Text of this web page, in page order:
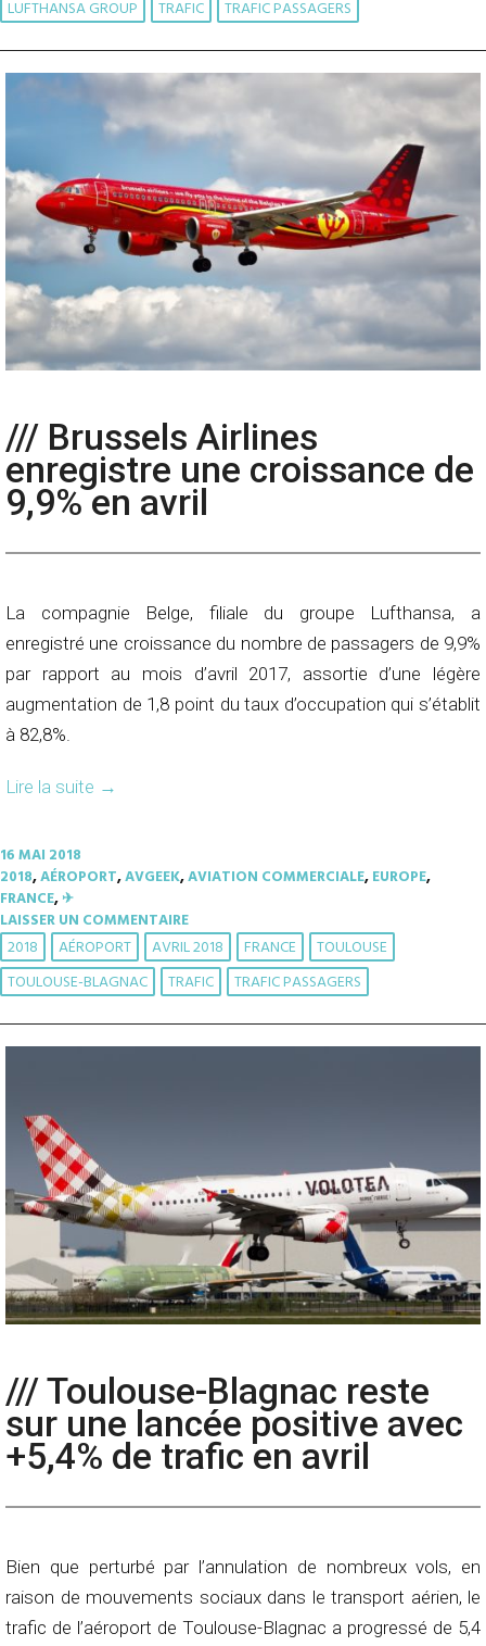
LUFTHANSA GROUP TRAFIC TRAFIC PASSAGERS
/// Brussels Airlines
enregistre une croissance de
9,9% en avril
La compagnie Belge, filiale du groupe Lufthansa, a
enregistré une croissance du nombre de passagers de 9,9%
par rapport au mois d’avril 2017, assortie d’une légère
augmentation de 1,8 point du taux d’occupation qui s’établit
à 82,8%.
Lire la suite →
16 MAI 2018
2018,AÉROPORT,AVGEEK,AVIATION COMMERCIALE,EUROPE,
FRANCE,✈︎
LAISSER UN COMMENTAIRE
2018 AÉROPORT AVRIL 2018 FRANCE
TOULOUSE
TOULOUSE-BLAGNAC
TRAFIC TRAFIC PASSAGERS
/// Toulouse-Blagnac reste
sur une lancée positive avec
+5,4% de trafic en avril
Bien que perturbé par l’annulation de nombreux vols, en
raison de mouvements sociaux dans le transport aérien, le
trafic de l’aéroport de Toulouse-Blagnac a progressé de 5,4